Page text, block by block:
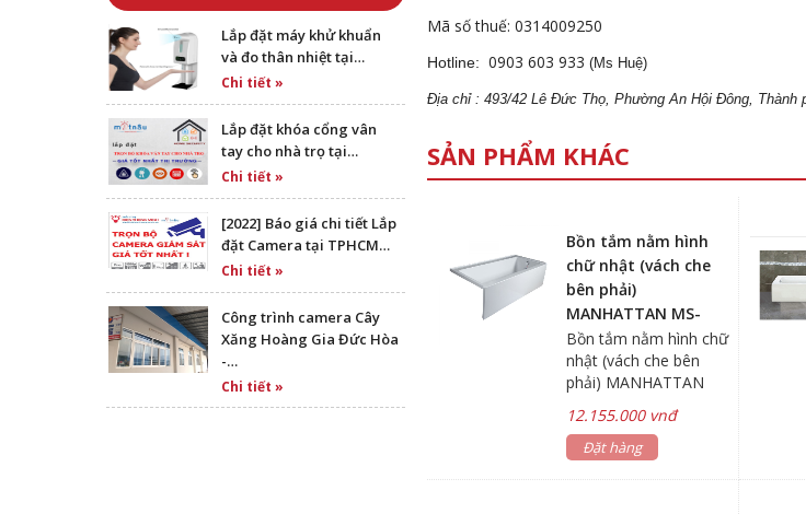
Lắp đặt máy khử khuẩn
và đo thân nhiệt tại…
Chi tiết »
Lắp đặt khóa cổng vân
tay cho nhà trọ tại…
Chi tiết »
[2022] Báo giá chi tiết Lắp
đặt Camera tại TPHCM…
Chi tiết »
Công trình camera Cây
Xăng Hoàng Gia Đức Hòa
-…
Chi tiết »
Mã số thuế: 0314009250
Hotline: 0903 603 933 (Ms Huệ)
Địa chỉ : 493/42 Lê Đức Thọ, Phường An Hội Đông, Thành
SẢN PHẨM KHÁC
Bồn tắm nằm hình
chữ nhật (vách che
bên phải)
MANHATTAN MS-
8867A
Bồn tắm nằm hình chữ
nhật (vách che bên
phải) MANHATTAN
MS-8867A Hãng sản
xuất: MANHATTAN KT:
520x865x1680mm
12.155.000 vnđ
Đặt hàng